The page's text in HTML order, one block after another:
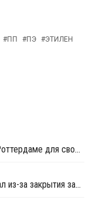
#ПП #ПЭ #ЭТИЛЕН
Blue Circle Olefins выбрала площадку в Роттердаме для своего проекта по производству экологически чистого метанола
Рынок стирола в Нидерландах пострадал из-за закрытия заводов LyondellBasell и Covestro